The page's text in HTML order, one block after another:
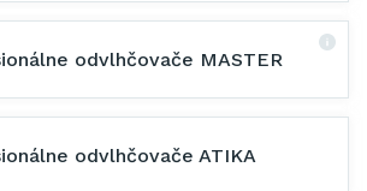
odvlhčovače MASTER
odvlhčovače ATIKA